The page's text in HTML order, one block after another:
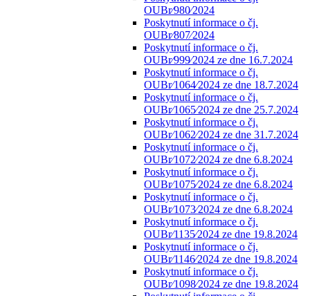
OUBr⁄980⁄2024
Poskytnutí informace o čj.
OUBr⁄807⁄2024
Poskytnutí informace o čj.
OUBr⁄999⁄2024 ze dne 16.7.2024
Poskytnutí informace o čj.
OUBr⁄1064⁄2024 ze dne 18.7.2024
Poskytnutí informace o čj.
OUBr⁄1065⁄2024 ze dne 25.7.2024
Poskytnutí informace o čj.
OUBr⁄1062⁄2024 ze dne 31.7.2024
Poskytnutí informace o čj.
OUBr⁄1072⁄2024 ze dne 6.8.2024
Poskytnutí informace o čj.
OUBr⁄1075⁄2024 ze dne 6.8.2024
Poskytnutí informace o čj.
OUBr⁄1073⁄2024 ze dne 6.8.2024
Poskytnutí informace o čj.
OUBr⁄1135⁄2024 ze dne 19.8.2024
Poskytnutí informace o čj.
OUBr⁄1146⁄2024 ze dne 19.8.2024
Poskytnutí informace o čj.
OUBr⁄1098⁄2024 ze dne 19.8.2024